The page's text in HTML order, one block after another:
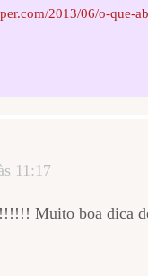
2013/06/o-que-
11:17
Muito boa dica